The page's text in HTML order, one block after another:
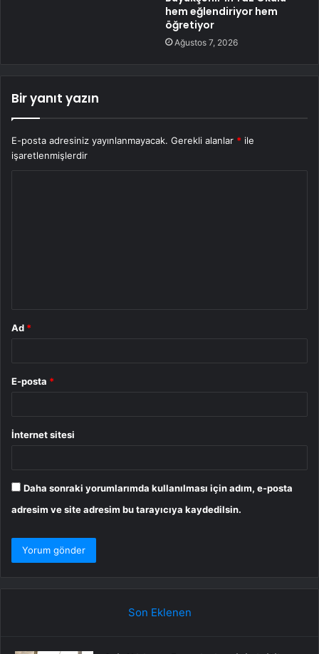
hem eğlendiriyor hem
öğretiyor
Ağustos 7, 2026
Bir yanıt yazın
E-posta adresiniz yayınlanmayacak. Gerekli alanlar * ile
işaretlenmişlerdir
Ad *
E-posta *
İnternet sitesi
Daha sonraki yorumlarımda kullanılması için adım, e-posta
adresim ve site adresim bu tarayıcıya kaydedilsin.
Son Eklenen